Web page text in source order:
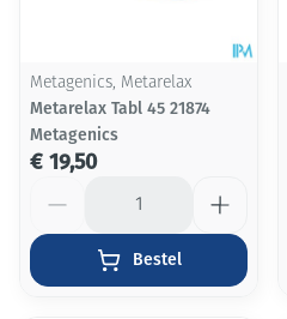
Metagenics, Metarelax
Metarelax Tabl 45 21874
Metagenics
€ 19,50
Bestel